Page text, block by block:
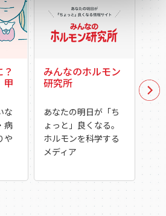
甲
な
病
や
みんなのホルモン
研究所
あなたの明日が「ち
ょっと」良くなる。
ホルモンを科学する
メディア
女
ラ
「
を
ら
人